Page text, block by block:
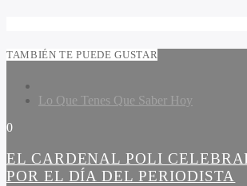
TAMBIÉN TE PUEDE GUSTAR
Lo Que Tenes Que Saber Hoy
0
EL CARDENAL POLI
POR EL DÍA DEL PERIODISTA